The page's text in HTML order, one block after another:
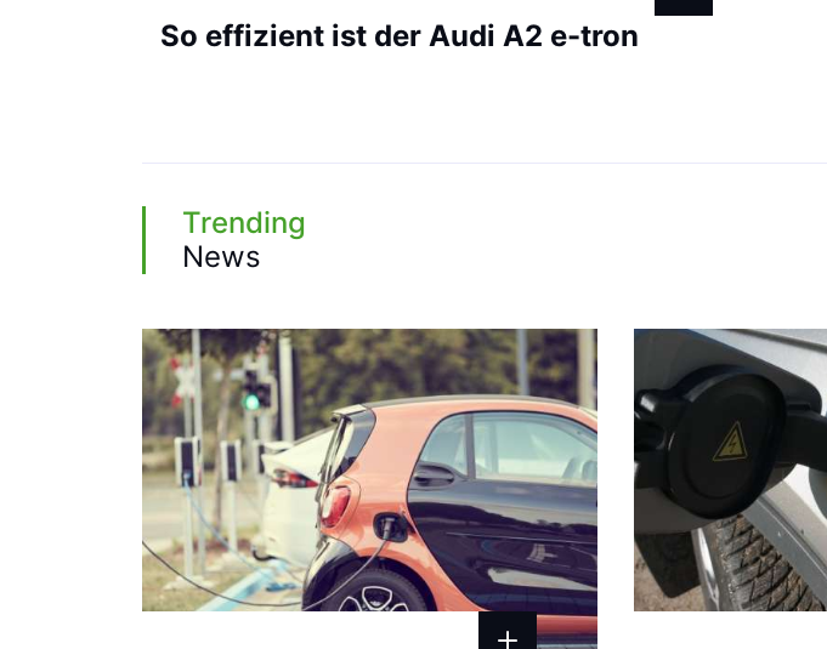
So effizient ist der Audi A2 e-tron
Trending
News